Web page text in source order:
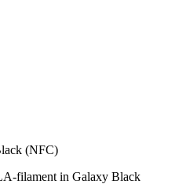
(NFC)
filament in Galaxy Black